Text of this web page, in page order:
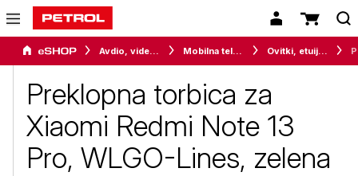
Avdio, video in telefonija Mobilna telefonija Ovitki, etuiji, torbice in držala
Preklopna torbica za
Xiaomi Redmi Note 13
Pro, WLGO-Lines, zelena